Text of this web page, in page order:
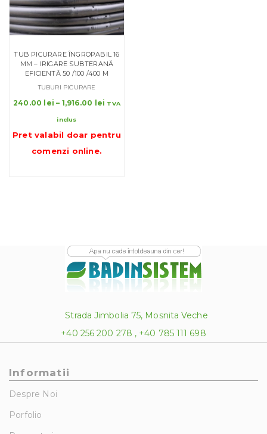
TUB PICURARE ÎNGROPABIL 16
MM – IRIGARE SUBTERANĂ
EFICIENTĂ 50 /100 /400 M
TUBURI PICURARE
240.00 lei – 1,916.00 lei
240.00 lei
TVA
inclus
Pret valabil doar pentru
comenzi online.
Strada Jimbolia 75, Mosnita Veche
+40 256 200 278 , +40 785 111 698
Informatii
Despre Noi
Porfolio